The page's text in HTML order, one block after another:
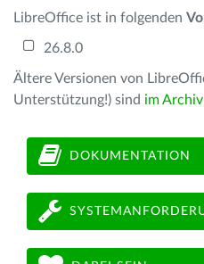
LibreOffice ist in folgenden
26.8.0
Ältere Versionen von
Unterstützung!) sind im Archiv
DOKUMENTATION